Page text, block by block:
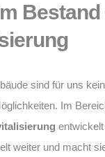
Bestand
sind für uns
Im
weiter und macht